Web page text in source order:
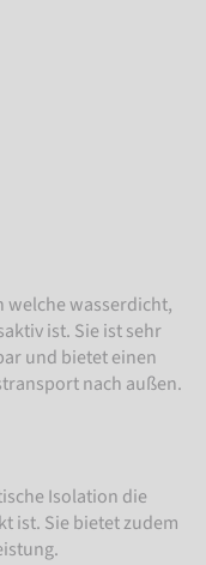
welche wasserdicht,
ist. Sie ist sehr
und bietet einen
nach außen.
Isolation die
ist. Sie bietet zudem